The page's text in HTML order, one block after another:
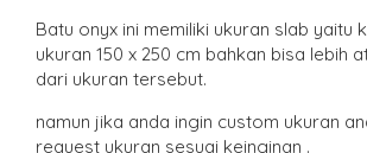
Batu onyx ini memiliki ukuran slab yaitu
ukuran 150 x 250 cm bahkan bisa lebih
dari ukuran tersebut.
namun jika anda ingin custom ukuran
request ukuran sesuai keinginan .